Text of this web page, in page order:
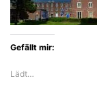
Gefällt mir:
Lädt…